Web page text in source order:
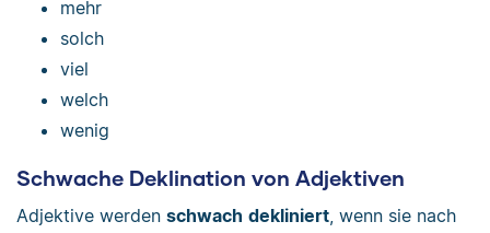
mehr
solch
viel
welch
wenig
Schwache Deklination von Adjektiven
Adjektive werden schwach dekliniert , wenn sie nach